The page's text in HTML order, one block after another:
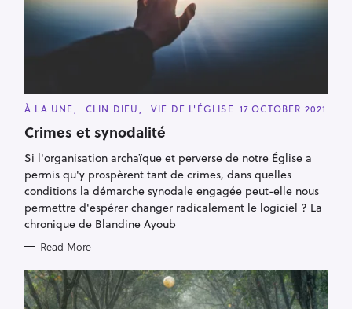
C
T
E
O
I
E
S
À LA UNE CLIN DIEU VIE DE L'ÉGLISE 17 OCTOBER 2021
Crimes et synodalité
Si l'organisation archaïque et perverse de notre Église a
permis qu'y prospèrent tant de crimes, dans quelles
conditions la démarche synodale engagée peut-elle nous
permettre d'espérer changer radicalement le logiciel ? La
chronique de Blandine Ayoub
Read More